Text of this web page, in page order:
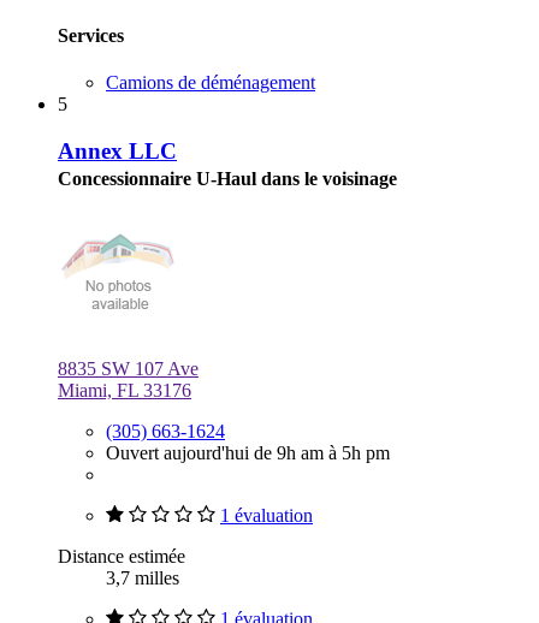
Services
Camions de déménagement
5
Annex LLC
Concessionnaire U-Haul dans le voisinage
8835 SW 107 Ave
Miami, FL 33176
(305) 663-1624
Ouvert aujourd'hui de 9h am à 5h pm
1 évaluation
Distance estimée
3,7 milles
1 évaluation